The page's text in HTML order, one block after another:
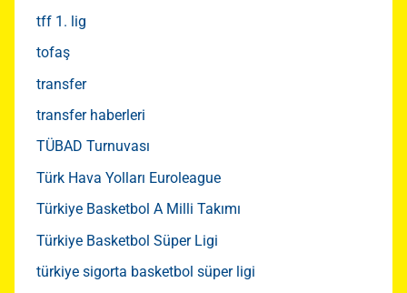
tff 1. lig
tofaş
transfer
transfer haberleri
TÜBAD Turnuvası
Türk Hava Yolları Euroleague
Türkiye Basketbol A Milli Takımı
Türkiye Basketbol Süper Ligi
türkiye sigorta basketbol süper ligi